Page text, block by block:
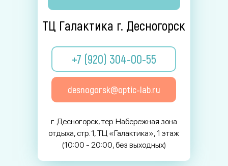
ТЦ Галактика г. Десногорск
+7 (920) 304-00-55
desnogorsk@optic-lab.ru
г. Десногорск, тер. Набережная зона
отдыха, стр. 1, ТЦ «Галактика», 1 этаж
(10:00 - 20:00, без выходных)